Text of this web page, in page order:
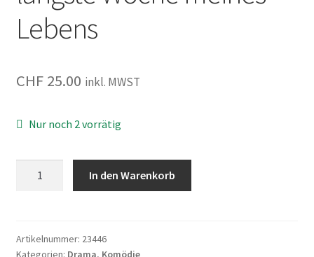
Lebens
CHF25.00 inkl. MWST
Nur noch 2 vorrätig
Die
In den Warenkorb
Artikelnummer: 23446
Kategorien: Drama, Komödie